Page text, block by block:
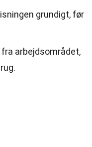
grundigt, før
arbejdsområdet,